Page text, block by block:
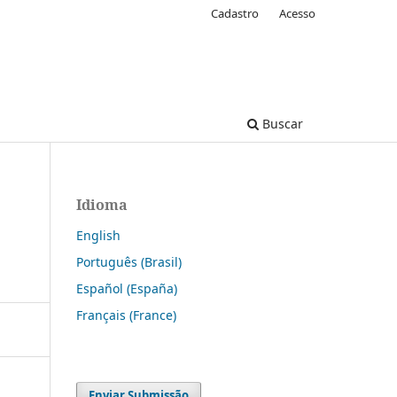
Buscar
Cadastro Acesso
Idioma
English
Português (Brasil)
Español (España)
Français (France)